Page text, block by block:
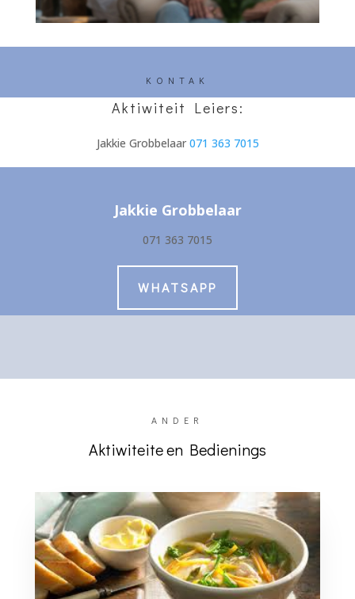
KONTAK
Aktiwiteit Leiers:
Jakkie Grobbelaar 071 363 7015
Jakkie Grobbelaar
071 363 7015
WHATSAPP
ANDER
Aktiwiteite en Bedienings